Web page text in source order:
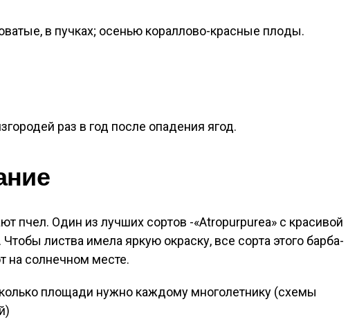
в пуч­ках; осенью ко­рал­ло­во-крас­ные пло­ды.
раз в год пос­ле опа­дения ягод.
пчел. Один из луч­ших сор­тов -«Atropurpurea» с кра­сивой
Что­бы лис­тва име­ла яр­кую ок­раску, все сор­та это­го бар­ба­
на сол­нечном мес­те.
площади нужно каждому многолетнику (схемы